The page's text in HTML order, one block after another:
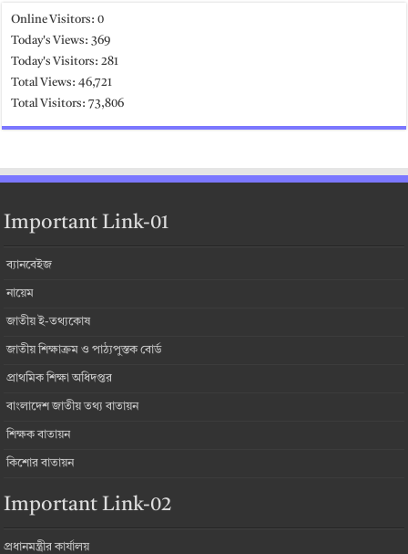
Online Visitors:0
Today's Views: 369
Today's Visitors:281
Total Views:46,721
Total Visitors:73,806
Important Link-01
ব্যানবেইজ
নায়েম
জাতীয় ই-তথ্যকোষ
জাতীয় শিক্ষাক্রম ও পাঠ্যপুস্তক বোর্ড
প্রাথমিক শিক্ষা অধিদপ্তর
বাংলাদেশ জাতীয় তথ্য বাতায়ন
শিক্ষক বাতায়ন
কিশোর বাতায়ন
Important Link-02
প্রধানমন্ত্রীর কার্যালয়